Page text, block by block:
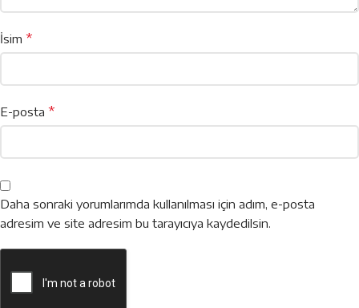
İsim *
E-posta *
Daha sonraki yorumlarımda kullanılması için adım, e-posta
adresim ve site adresim bu tarayıcıya kaydedilsin.